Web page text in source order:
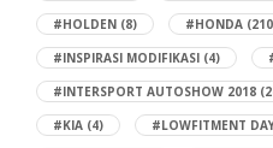
#HOLDEN (8) #HONDA
#INSPIRASI MODIFIKASI (4)
#INTERSPORT AUTOSHOW 2018
#KIA (4) #LOWFITMENT